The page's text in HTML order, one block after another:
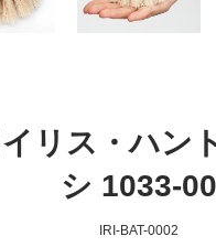
リス・ハン
シ 1033-00
IRI-BAT-0002